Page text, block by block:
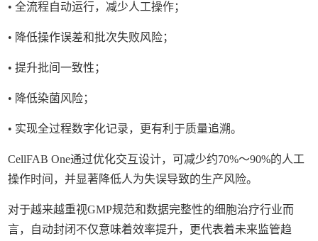
• 全流程自动运行，减少人工操作；
• 降低操作误差和批次失败风险；
• 提升批间一致性；
• 降低染菌风险；
• 实现全过程数字化记录，更有利于质量追溯。
CellFAB One通过优化交互设计，可减少约70%～90%的人工
操作时间，并显著降低人为失误导致的生产风险。
对于越来越重视GMP规范和数据完整性的细胞治疗行业而
言，自动封闭不仅意味着效率提升，更代表着未来监管趋